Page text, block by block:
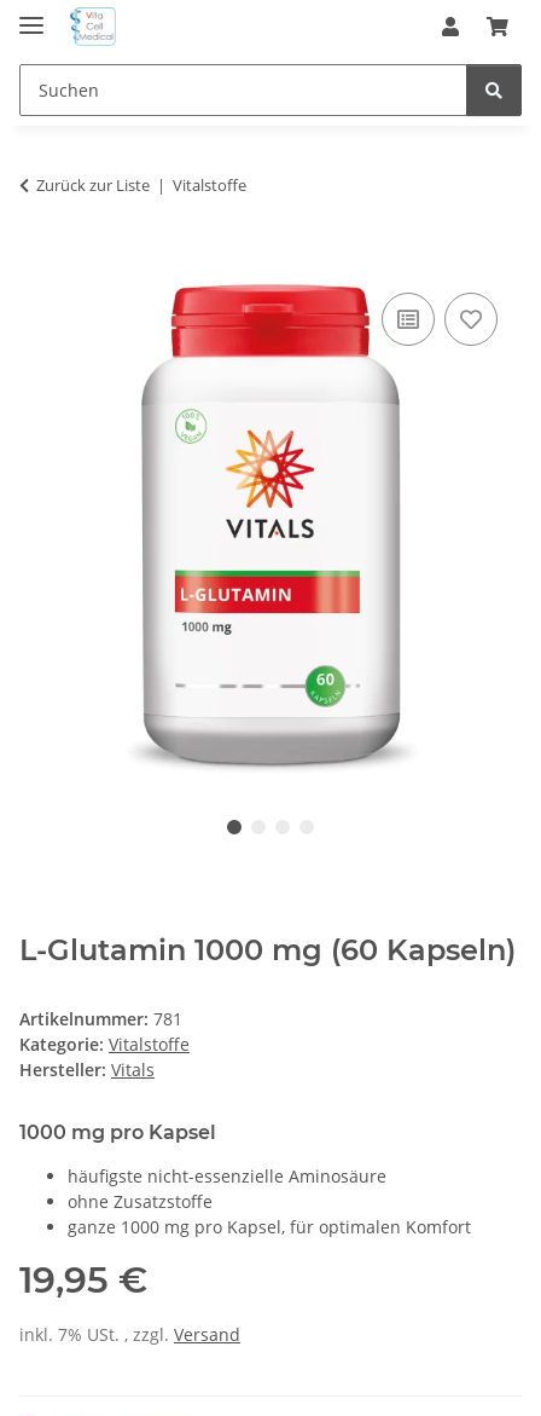
Zurück zur Liste Vitalstoffe
L-Glutamin 1000 mg (60 Kapseln)
Artikelnummer: 781
Kategorie: Vitalstoffe
Hersteller: Vitals
1000 mg pro Kapsel
häufigste nicht-essenzielle Aminosäure
ohne Zusatzstoffe
ganze 1000 mg pro Kapsel, für optimalen Komfort
19,95 €
inkl. 7% USt. , zzgl. Versand